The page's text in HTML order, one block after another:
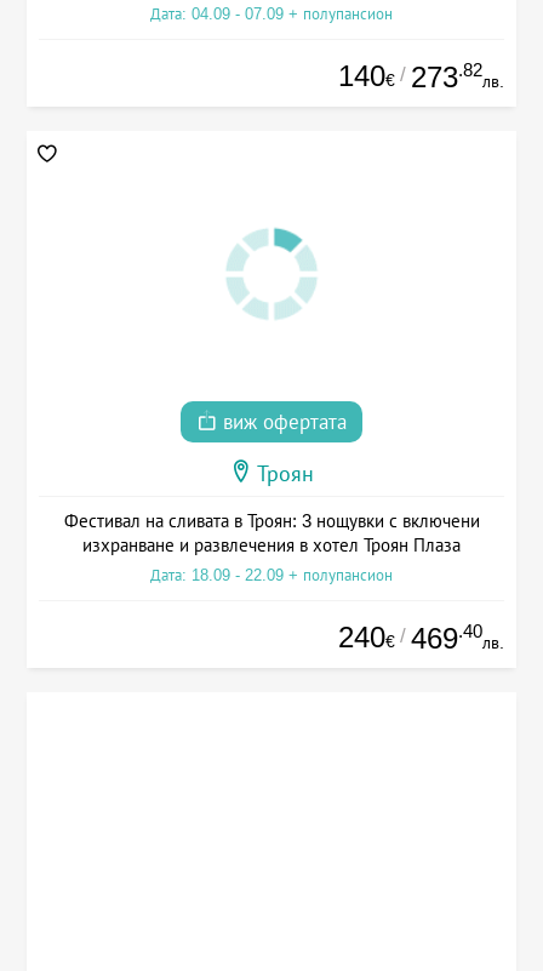
Дата: 04.09 - 07.09 + полупансион
140€ / 273.82
лв.
виж офертата
Троян
Фестивал на сливата в Троян: 3 нощувки с включени
изхранване и развлечения в хотел Троян Плаза
Дата: 18.09 - 22.09 + полупансион
240€ / 469.40
лв.